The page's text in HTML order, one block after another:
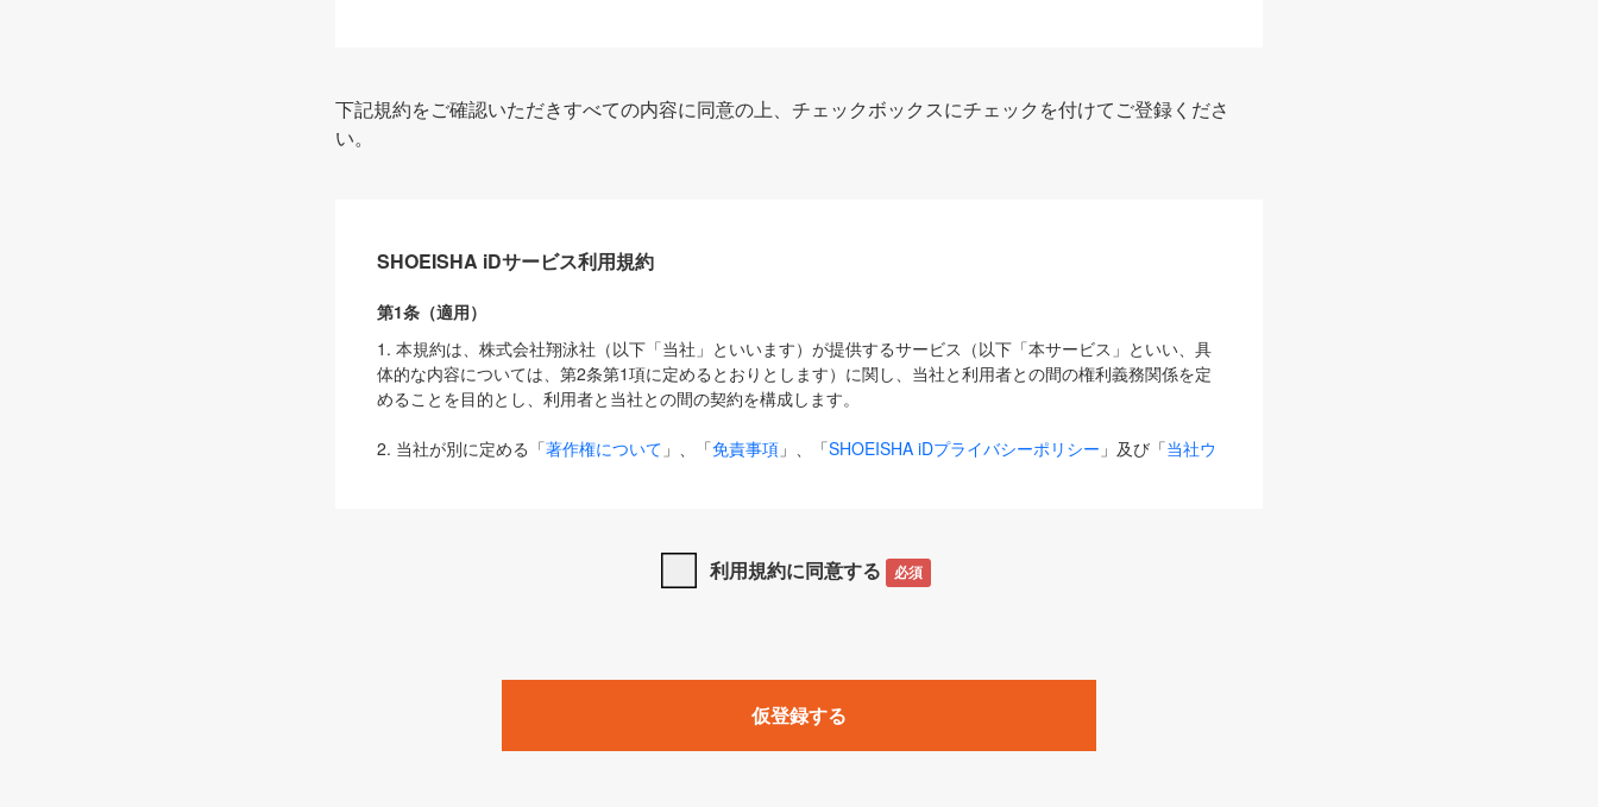
下記規約をご確認いただきすべての内容に同意の上、チェックボックスにチェックを付けてご登録くださ
い。
SHOEISHA iDサービス利用規約
第1条（適用）
1. 本規約は、株式会社翔泳社（以下「当社」といいます）が提供するサービス（以下「本サービス」といい、具
体的な内容については、第2条第1項に定めるとおりとします）に関し、当社と利用者との間の権利義務関係を定
めることを目的とし、利用者と当社との間の契約を構成します。
2. 当社が別に定める「著作権について 」、「免責事項 」、「SHOEISHA iDプライバシーポリシー 」及び「当社ウ
は、本規約の規定が優先して適用されるものとします。
1. 「本サービス」とは、当社が提供する以下のサービス（名称や内容が変更された場合、変更後のサービスを含
みます）及びこれらサービスに関連して当社が実施するイベントやキャンペーンをいいます。
「SEBook」「SEShop」「CodeZine」「MarkeZine」「EnterpriseZine」「ECzine」「Biz/Zine」「HRzine」
利用規約に同意する 必須
仮登録する